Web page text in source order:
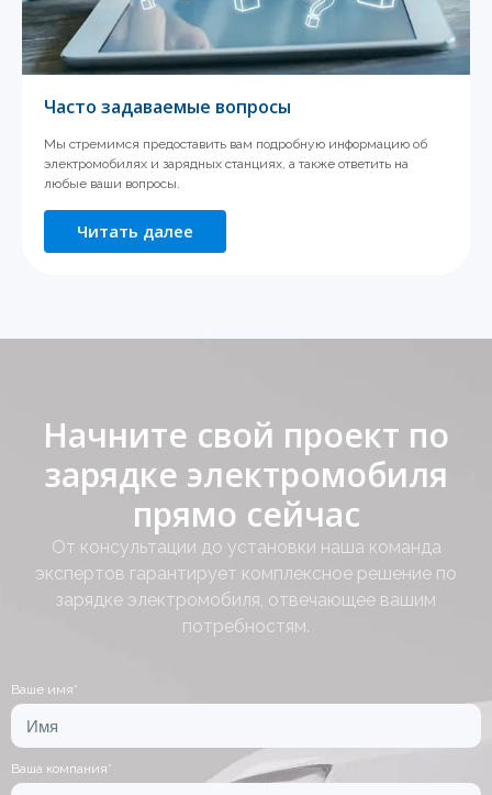
Часто задаваемые вопросы
Мы стремимся предоставить вам подробную информацию об
электромобилях и зарядных станциях, а также ответить на
любые ваши вопросы.
Читать далее
Начните свой проект по
зарядке электромобиля
прямо сейчас
От консультации до установки наша команда
экспертов гарантирует комплексное решение по
зарядке электромобиля, отвечающее вашим
потребностям.
Ваше имя*
Ваша компания*